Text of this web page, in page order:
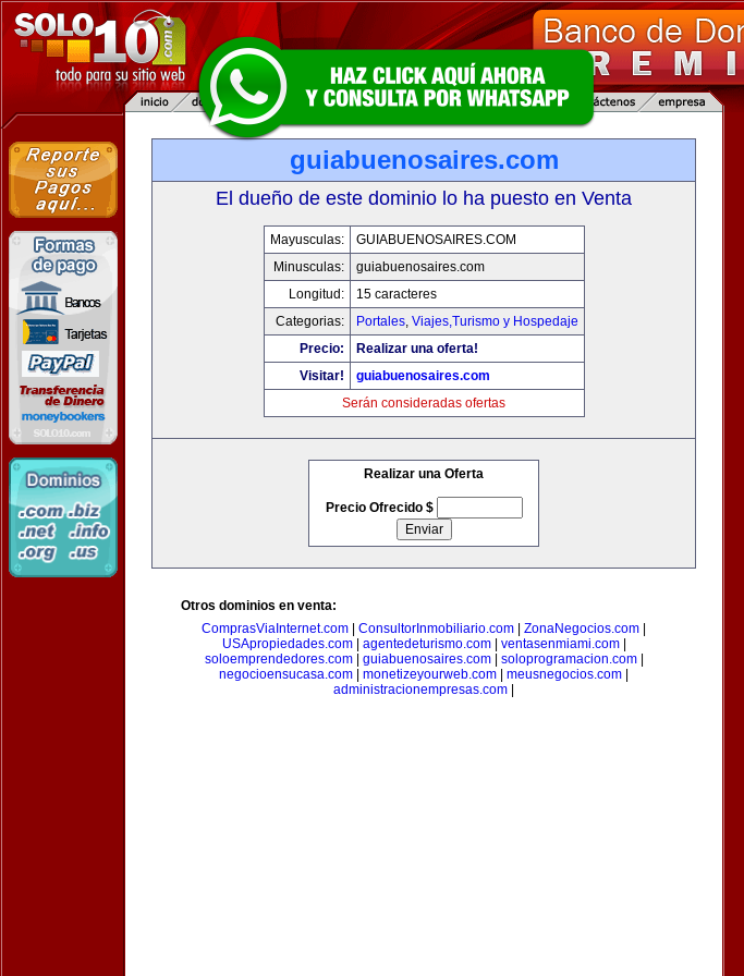
guiabuenosaires.com
El dueño de este dominio lo ha puesto en Venta
Mayusculas:
GUIABUENOSAIRES.COM
Minusculas:
guiabuenosaires.com
Longitud:
15 caracteres
Categorias:
Portales, Viajes,Turismo y Hospedaje
Precio:
Realizar una oferta!
Visitar!
guiabuenosaires.com
Serán consideradas ofertas
Realizar una Oferta
Precio Ofrecido $
Otros dominios en venta:
ComprasViaInternet.com
ConsultorInmobiliario.com ZonaNegocios.com
USApropiedades.com| agentedeturismo.com| ventasenmiami.com|
soloemprendedores.com| guiabuenosaires.com| soloprogramacion.com|
negocioensucasa.com
monetizeyourweb.com meusnegocios.com
administracionempresas.com